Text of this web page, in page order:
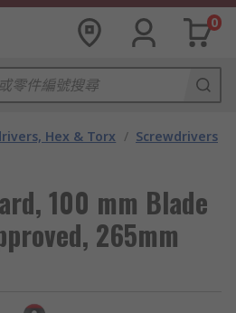
0
Hex & Torx / Screwdrivers
100 mm Blade
265mm